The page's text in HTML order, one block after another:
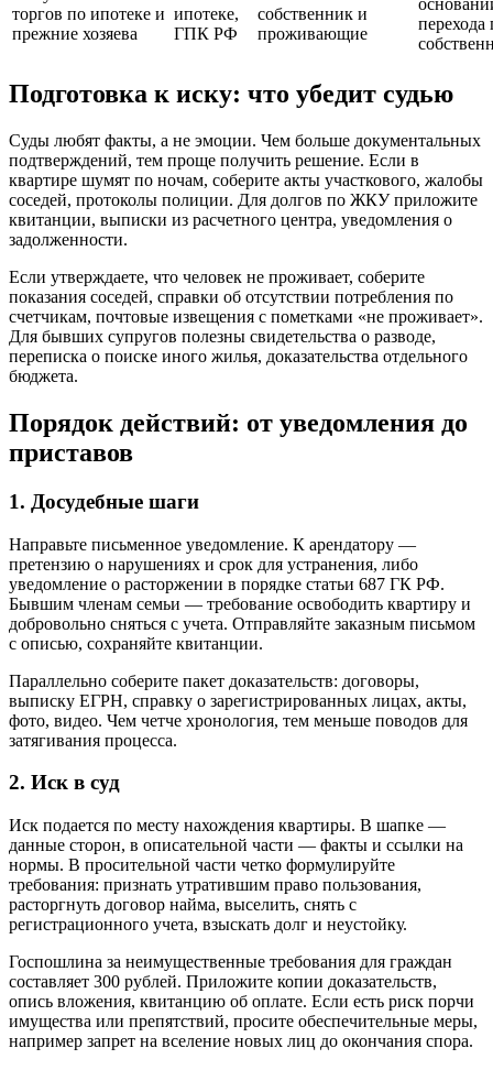
торгов по ипотеке и
прежние хозяева
ипотеке,
ГПК РФ
собственник и
проживающие
перехода
Подготовка к иску: что убедит судью
Суды любят факты, а не эмоции. Чем больше документальных
подтверждений, тем проще получить решение. Если в
квартире шумят по ночам, соберите акты участкового, жалобы
соседей, протоколы полиции. Для долгов по ЖКУ приложите
квитанции, выписки из расчетного центра, уведомления о
задолженности.
Если утверждаете, что человек не проживает, соберите
показания соседей, справки об отсутствии потребления по
счетчикам, почтовые извещения с пометками «не проживает».
Для бывших супругов полезны свидетельства о разводе,
переписка о поиске иного жилья, доказательства отдельного
бюджета.
Порядок действий: от уведомления до
приставов
1. Досудебные шаги
Направьте письменное уведомление. К арендатору —
претензию о нарушениях и срок для устранения, либо
уведомление о расторжении в порядке статьи 687 ГК РФ.
Бывшим членам семьи — требование освободить квартиру и
добровольно сняться с учета. Отправляйте заказным письмом
с описью, сохраняйте квитанции.
Параллельно соберите пакет доказательств: договоры,
выписку ЕГРН, справку о зарегистрированных лицах, акты,
фото, видео. Чем четче хронология, тем меньше поводов для
затягивания процесса.
2. Иск в суд
Иск подается по месту нахождения квартиры. В шапке —
данные сторон, в описательной части — факты и ссылки на
нормы. В просительной части четко формулируйте
требования: признать утратившим право пользования,
расторгнуть договор найма, выселить, снять с
регистрационного учета, взыскать долг и неустойку.
Госпошлина за неимущественные требования для граждан
составляет 300 рублей. Приложите копии доказательств,
опись вложения, квитанцию об оплате. Если есть риск порчи
имущества или препятствий, просите обеспечительные меры,
например запрет на вселение новых лиц до окончания спора.